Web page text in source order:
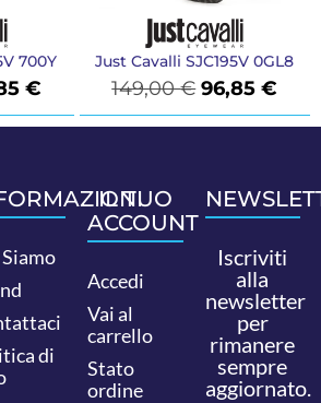
700Y
€
Just Cavalli SJC195V 0GL8
149,00€ 96,85€
di
IL TUO
ACCOUNT
Accedi
Vai al
carrello
Stato
ordine
Iscriviti
alla
newsletter
per
rimanere
sempre
aggiornato.